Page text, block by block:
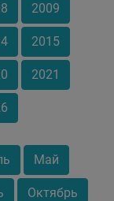
2009
2015
2021
Май
Октябрь